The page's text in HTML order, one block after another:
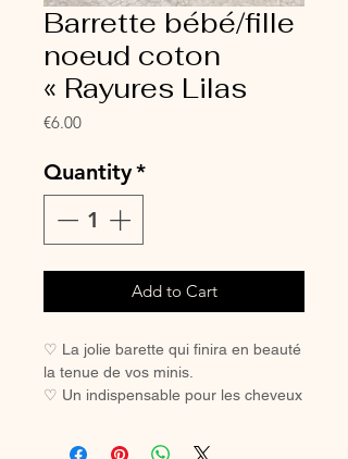
Barrette bébé/fille
noeud coton
« Rayures Lilas
€6.00Price
Quantity*
Add to Cart
♡ La jolie barette qui finira en beauté
la tenue de vos minis.
♡ Un indispensable pour les cheveux